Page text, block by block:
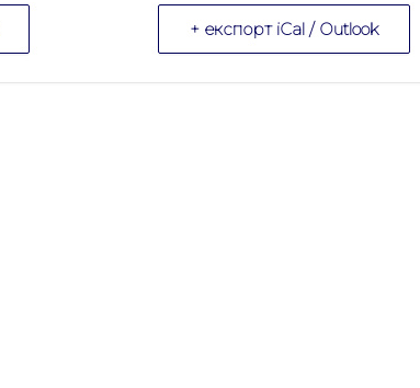
+ експорт iCal / Outlook